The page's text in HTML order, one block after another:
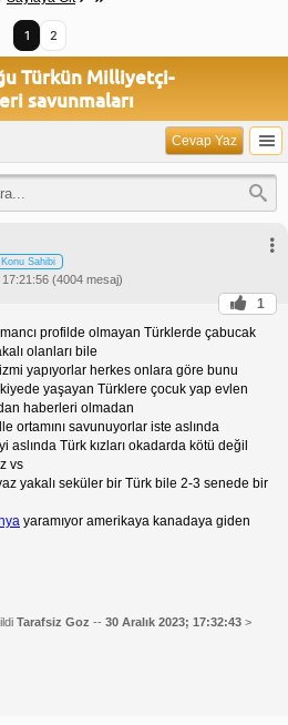
1 2
Türkün Milliyetçi-
savunmaları
Cevap Yaz
Konu Sahibi
(4004 mesaj)
1
profilde olmayan Türklerde çabucak
olanları bile
yapıyorlar herkes onlara göre bunu
yaşayan Türklere çocuk yap evlen
haberleri olmadan
ortamını savunuyorlar iste aslında
aslında Türk kızları okadarda kötü değil
vs
yakalı seküler bir Türk bile 2-3 senede bir
yaramıyor amerikaya kanadaya giden
Tarafsiz Goz -- 30 Aralık 2023; 17:32:43 >